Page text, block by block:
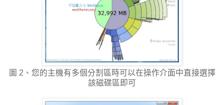
圖 2、您的主機有多個分割區時可以在操作介面中直接選擇
該磁碟區即可